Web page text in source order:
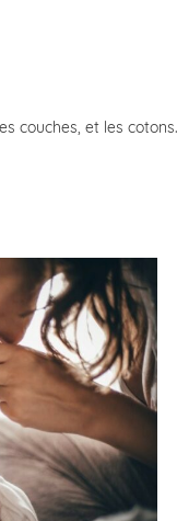
couches, et les cotons.